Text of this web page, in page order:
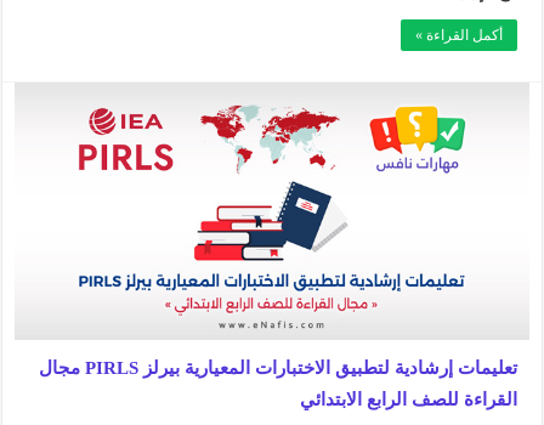
أكمل القراءة »
تعليمات إرشادية لتطبيق الاختبارات المعيارية بيرلز PIRLS مجال
القراءة للصف الرابع الابتدائي